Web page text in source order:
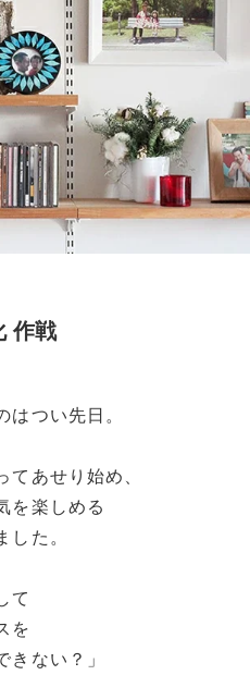
作戦
はつい先日。
てあせり始め、
を楽しめる
した。
て
を
きない？」